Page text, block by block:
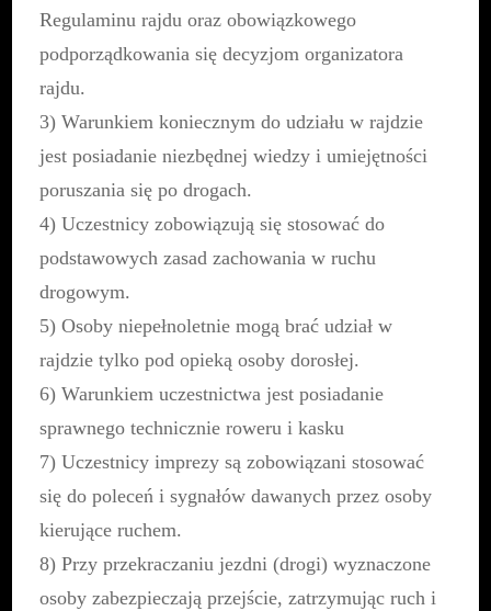
Regulaminu rajdu oraz obowiązkowego
podporządkowania się decyzjom organizatora
rajdu.
3) Warunkiem koniecznym do udziału w rajdzie
jest posiadanie niezbędnej wiedzy i umiejętności
poruszania się po drogach.
4) Uczestnicy zobowiązują się stosować do
podstawowych zasad zachowania w ruchu
drogowym.
5) Osoby niepełnoletnie mogą brać udział w
rajdzie tylko pod opieką osoby dorosłej.
6) Warunkiem uczestnictwa jest posiadanie
sprawnego technicznie roweru i kasku
7) Uczestnicy imprezy są zobowiązani stosować
się do poleceń i sygnałów dawanych przez osoby
kierujące ruchem.
8) Przy przekraczaniu jezdni (drogi) wyznaczone
osoby zabezpieczają przejście, zatrzymując ruch i